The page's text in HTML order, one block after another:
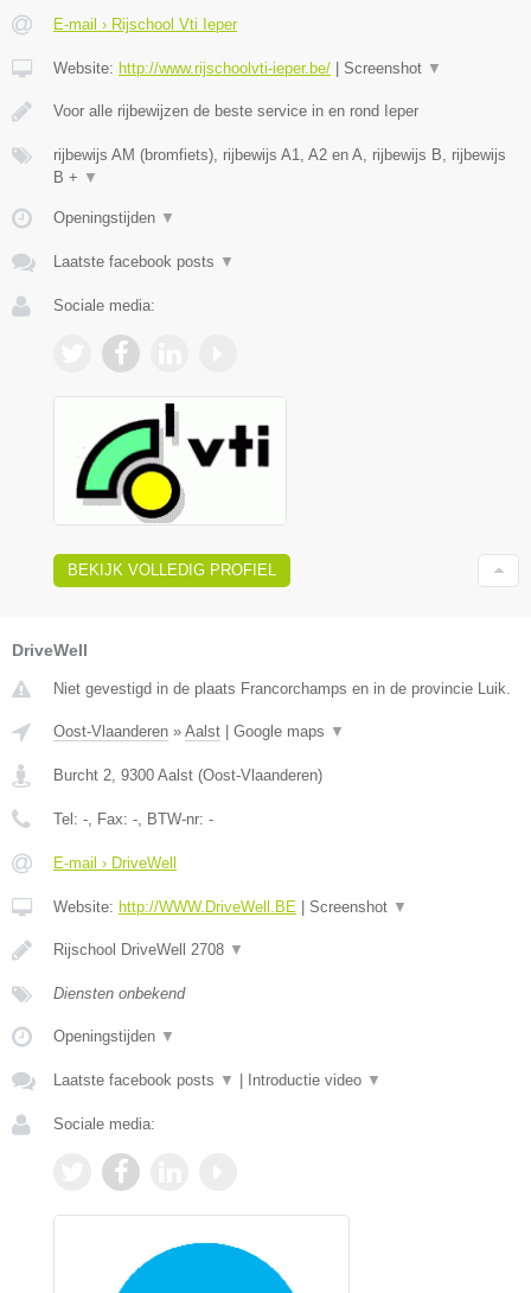
E-mail › Rijschool Vti Ieper
Website: http://www.rijschoolvti-ieper.be/ Screenshot ▼
Voor alle rijbewijzen de beste service in en rond Ieper
rijbewijs AM (bromfiets), rijbewijs A1, A2 en A, rijbewijs B, rijbewijs
B + ▼
Openingstijden ▼
Laatste facebook posts ▼
Sociale media:
BEKIJK VOLLEDIG PROFIEL
DriveWell
Niet gevestigd in de plaats Francorchamps en in de provincie Luik.
Oost-Vlaanderen » Aalst Google maps ▼
Burcht 2, 9300 Aalst (Oost-Vlaanderen)
Tel: -, Fax: -, BTW-nr: -
E-mail › DriveWell
Website: http://WWW.DriveWell.BE Screenshot ▼
Rijschool DriveWell 2708 ▼
Diensten onbekend
Openingstijden ▼
Laatste facebook posts ▼ Introductie video ▼
Sociale media: